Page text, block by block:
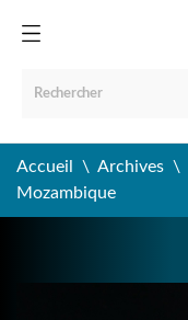
Accueil Archives
Mozambique